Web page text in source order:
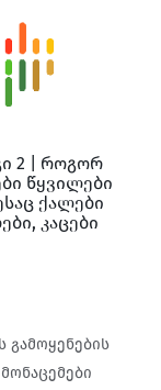
არაფერი
რომ
და როგორ
2 | როგორ
წყვილები
ქალები
კაცები
გამოყენების
მონაცემები